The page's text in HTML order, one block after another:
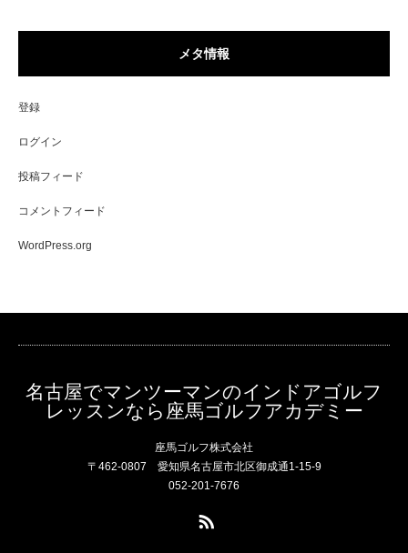
メタ情報
登録
ログイン
投稿フィード
コメントフィード
WordPress.org
名古屋でマンツーマンのインドアゴルフ
レッスンなら座馬ゴルフアカデミー
座馬ゴルフ株式会社
〒462-0807 愛知県名古屋市北区御成通1-15-9
052-201-7676